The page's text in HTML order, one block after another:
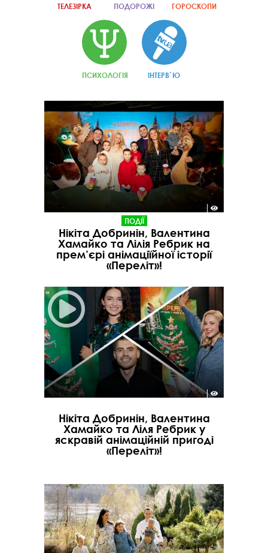
ТЕЛЕЗІРКА ПОДОРОЖІ ГОРОСКОПИ
ПСИХОЛОГІЯ ІНТЕРВ`Ю
ПОДІЇ
Нікіта Добринін, Валентина
Хамайко та Лілія Ребрик на
прем’єрі анімаціїйної історії
«Переліт»!
Нікіта Добринін, Валентина
Хамайко та Ліля Ребрик у
яскравій анімаційній пригоді
«Переліт»!